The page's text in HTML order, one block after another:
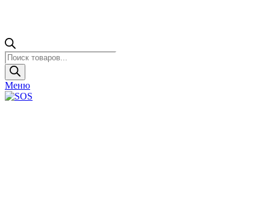
Поиск
товаров
Меню